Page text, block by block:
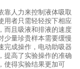
人力来控制液体吸取
用者只需轻轻按下相应
而且吸液和排液的速度
少量珍贵样本需要缓慢
完成操作，电动助吸器
提高了实验操作的准确
使得实验结果更加可